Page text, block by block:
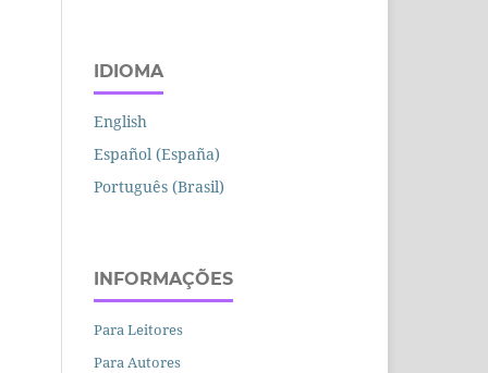
IDIOMA
English
Español (España)
Português (Brasil)
INFORMAÇÕES
Para Leitores
Para Autores